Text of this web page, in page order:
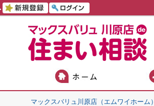
マックスバリュ川原店（エムワイホーム）